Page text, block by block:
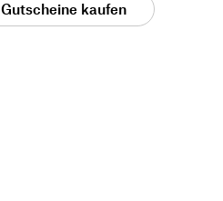
Gutscheine kaufen